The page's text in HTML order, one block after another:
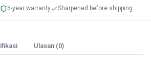
5-year warranty Sharpened before shipping
Ulasan (0)